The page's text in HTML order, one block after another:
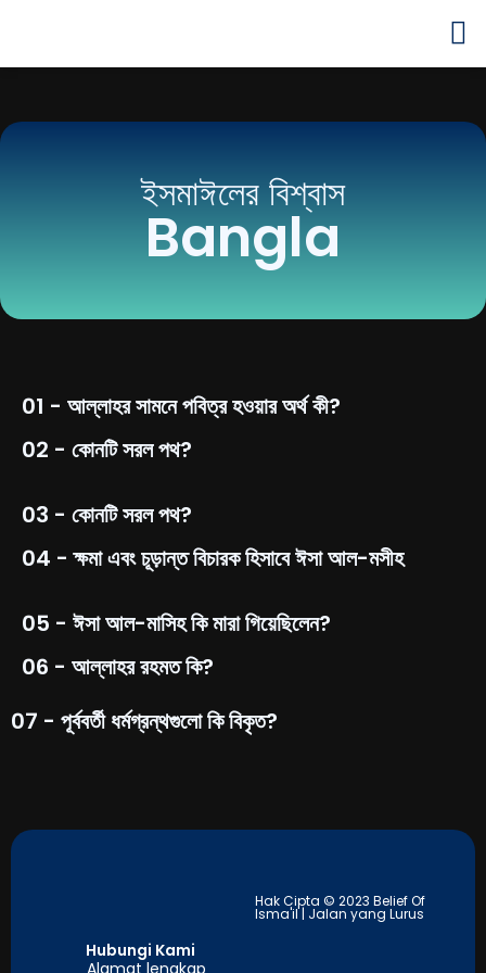
ইসমাঈলের বিশ্বাস
Bangla
01 - আল্লাহর সামনে পবিত্র হওয়ার অর্থ কী?
02 - কোনটি সরল পথ?
03 - কোনটি সরল পথ?
04 - ক্ষমা এবং চূড়ান্ত বিচারক হিসাবে ঈসা আল-মসীহ
05 - ঈসা আল-মাসিহ কি মারা গিয়েছিলেন?
06 - আল্লাহর রহমত কি?
07 - পূর্ববর্তী ধর্মগ্রন্থগুলো কি বিকৃত?
Hubungi Kami
Alamat lengkap
Hak Cipta © 2023 Belief Of
Isma'il | Jalan yang Lurus